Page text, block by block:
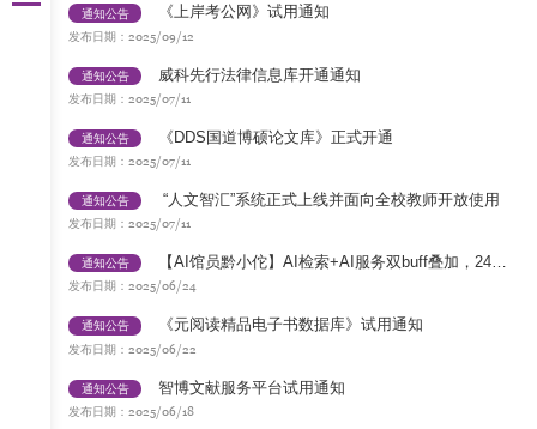
通知公告 《上岸考公网》试用通知
发布日期： 2025/09/12
通知公告 威科先行法律信息库开通通知
发布日期： 2025/07/11
通知公告 《DDS国道博硕论文库》正式开通
发布日期： 2025/07/11
通知公告 “人文智汇”系统正式上线并面向全校教师开放使用
发布日期： 2025/07/11
通知公告 【AI馆员黔小佗】AI检索+AI服务双buff叠加，24小时为您提供全新的智慧服务
发布日期： 2025/06/24
通知公告 《元阅读精品电子书数据库》试用通知
发布日期： 2025/06/22
通知公告 智博文献服务平台试用通知
发布日期： 2025/06/18